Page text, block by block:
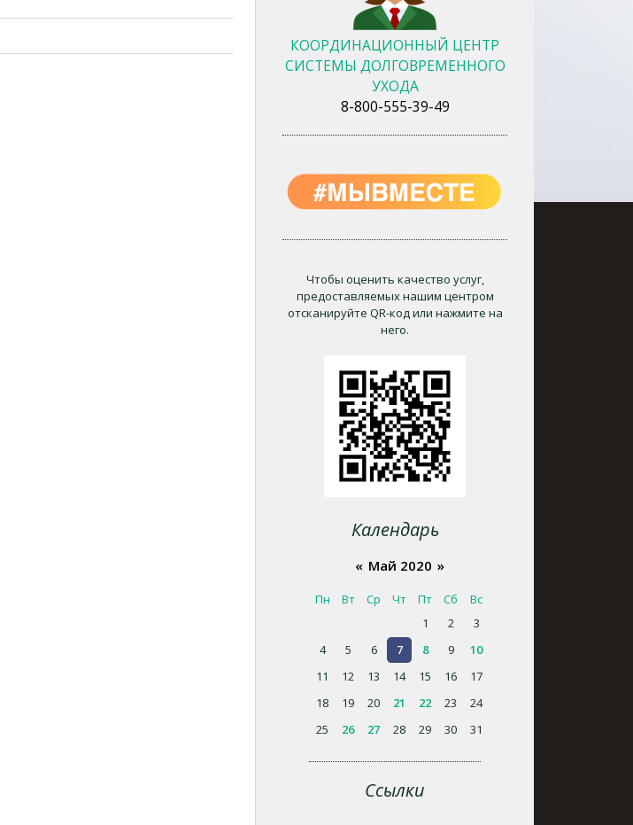
КООРДИНАЦИОННЫЙ ЦЕНТР
СИСТЕМЫ ДОЛГОВРЕМЕННОГО
УХОДА
8-800-555-39-49
Чтобы оценить качество услуг,
предоставляемых нашим центром
отсканируйте QR-код или нажмите на
него.
Календарь
« Май 2020 »
Пн Вт Ср Чт Пт Сб
Вс
1
2
3
4
5 6 7 8 9
10
11
12 13 14 15 16
17
18
19 20 21 22 23
24
25
26 27 28 29 30 31
Ссылки